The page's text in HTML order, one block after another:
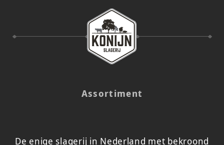
Assortiment
De enige slagerij in Nederland met bekroond